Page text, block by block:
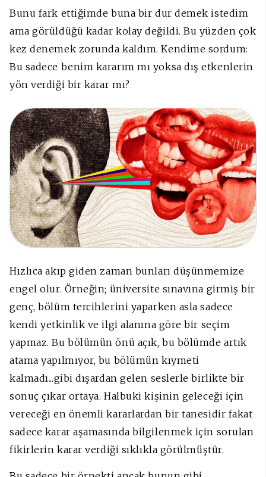
Bunu fark ettiğimde buna bir dur demek istedim
ama görüldüğü kadar kolay değildi. Bu yüzden çok
kez denemek zorunda kaldım. Kendime sordum:
Bu sadece benim kararım mı yoksa dış etkenlerin
yön verdiği bir karar mı?
Hızlıca akıp giden zaman bunları düşünmemize
engel olur. Örneğin; üniversite sınavına girmiş bir
genç, bölüm tercihlerini yaparken asla sadece
kendi yetkinlik ve ilgi alanına göre bir seçim
yapmaz. Bu bölümün önü açık, bu bölümde artık
atama yapılmıyor, bu bölümün kıymeti
kalmadı...gibi dışardan gelen seslerle birlikte bir
sonuç çıkar ortaya. Halbuki kişinin geleceği için
vereceği en önemli kararlardan bir tanesidir fakat
sadece karar aşamasında bilgilenmek için sorulan
fikirlerin karar verdiği sıklıkla görülmüştür.